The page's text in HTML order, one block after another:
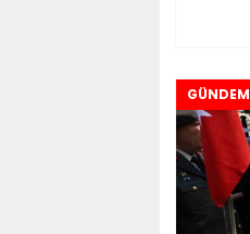
GÜNDEM